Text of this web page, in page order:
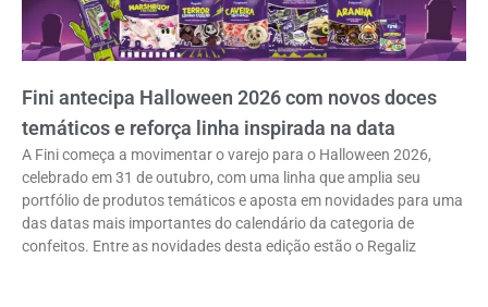
Fini antecipa Halloween 2026 com novos doces
temáticos e reforça linha inspirada na data
A Fini começa a movimentar o varejo para o Halloween 2026,
celebrado em 31 de outubro, com uma linha que amplia seu
portfólio de produtos temáticos e aposta em novidades para uma
das datas mais importantes do calendário da categoria de
confeitos. Entre as novidades desta edição estão o Regaliz